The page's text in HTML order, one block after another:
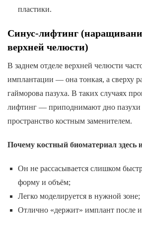
пластики.
Синус-лифтинг
верхней челюсти)
В заднем отделе верхней челюсти
имплантации — она тонкая, а сверху
гайморова пазуха. В таких случаях
лифтинг — приподнимают дно пазухи
пространство костным заменителем.
Почему костный биоматериал здесь
Он не рассасывается слишком
форму и объём;
Легко моделируется в нужной зоне;
Отлично «держит» имплант после